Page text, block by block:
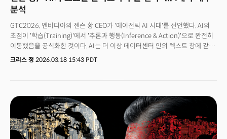
분석
GTC2026, 엔비디아의 젠슨 황 CEO가 '에이전틱 AI 시대'를 선언했다. AI의
초점이 '학습(Training)'에서 '추론과 행동(Inference & Action)'으로 완전히
이동했음을 공식화한 것이다. AI는 더 이상 데이터센터 안의 텍스트 창에 갇혀
있지 않다. 토큰을 생성하는 것 자체가 경제적 산출물이 되는 'AI 팩토리'의
것이다. 젠슨 황의 표현을 빌리자면, “처음으로 AI에게 ‘무엇’이 아니라
‘만들어라, 해라, 도구를 써라’고 요청한다.”는 것이다. 이 단순한 것처럼 보이는
변화가 초래할 잠재력은 거대하다. AI가 생각하려면 추론해야 하고, 읽으려면
추론해야 하고, 추론하려면 물리적 현장으로 나가야 한다.그리고 그 물리적
현장의 양 극단에 자율주행차와 우주 데이터센터가 있다.
크리스 정 2026.03.18 15:43 PDT